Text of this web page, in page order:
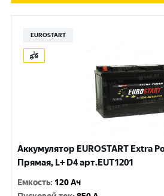
EUROSTART
Аккумулятор EUROSTART Extra
Прямая, L+ D4 арт.EUT1201
Емкость: 120 Ач